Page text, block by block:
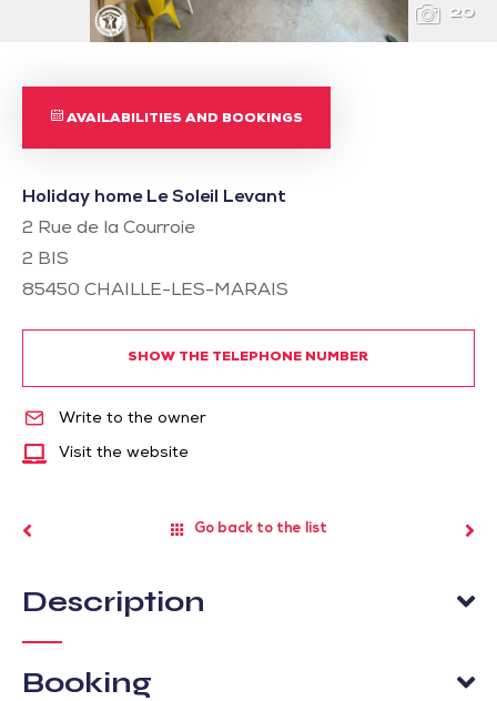
20
AVAILABILITIES AND BOOKINGS
Holiday home Le Soleil Levant
2 Rue de la Courroie
2 BIS
85450 CHAILLE-LES-MARAIS
SHOW THE TELEPHONE NUMBER
Write to the owner
Visit the website
Go back to the list
Description
Booking